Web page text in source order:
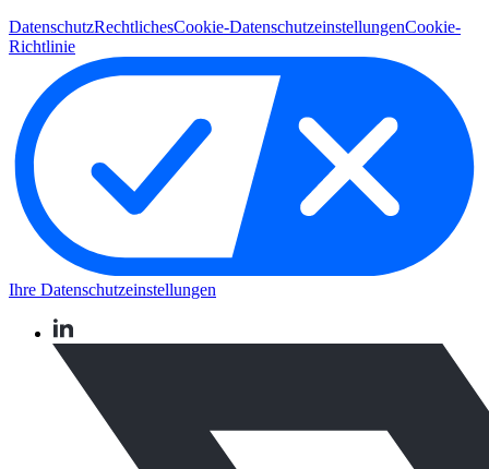
DatenschutzRechtlichesCookie-DatenschutzeinstellungenCookie-
Richtlinie
Ihre Datenschutzeinstellungen